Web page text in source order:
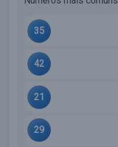
35
42
21
29